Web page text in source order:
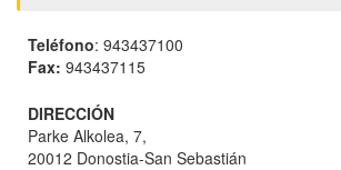
Teléfono: 943437100
Fax: 943437115
DIRECCIÓN
Parke Alkolea, 7,
20012 Donostia-San Sebastián